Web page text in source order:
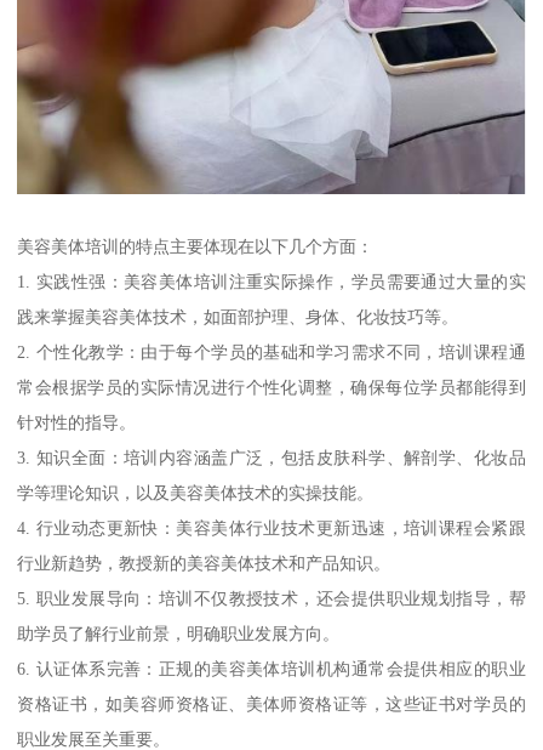
美容美体培训的特点主要体现在以下几个方面：
1. 实践性强：美容美体培训注重实际操作，学员需要通过大量的实
践来掌握美容美体技术，如面部护理、身体、化妆技巧等。
2. 个性化教学：由于每个学员的基础和学习需求不同，培训课程通
常会根据学员的实际情况进行个性化调整，确保每位学员都能得到
针对性的指导。
3. 知识全面：培训内容涵盖广泛，包括皮肤科学、解剖学、化妆品
学等理论知识，以及美容美体技术的实操技能。
4. 行业动态更新快：美容美体行业技术更新迅速，培训课程会紧跟
行业新趋势，教授新的美容美体技术和产品知识。
5. 职业发展导向：培训不仅教授技术，还会提供职业规划指导，帮
助学员了解行业前景，明确职业发展方向。
6. 认证体系完善：正规的美容美体培训机构通常会提供相应的职业
资格证书，如美容师资格证、美体师资格证等，这些证书对学员的
职业发展至关重要。